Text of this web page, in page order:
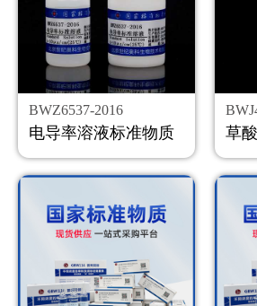
BWZ6537-2016
电导率溶液标准物质 草
购物车
会员中心
联系我们
返回主页